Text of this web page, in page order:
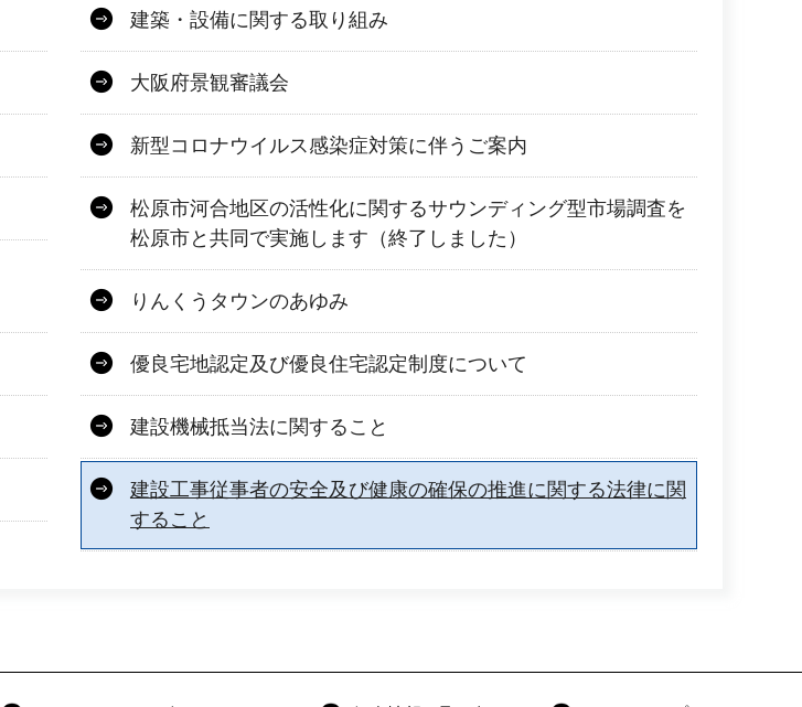
建築・設備に関する取り組み
大阪府景観審議会
新型コロナウイルス感染症対策に伴うご案内
松原市河合地区の活性化に関するサウンディング型市場調査を
松原市と共同で実施します（終了しました）
りんくうタウンのあゆみ
優良宅地認定及び優良住宅認定制度について
建設機械抵当法に関すること
建設工事従事者の安全及び健康の確保の推進に関する法律に関
すること